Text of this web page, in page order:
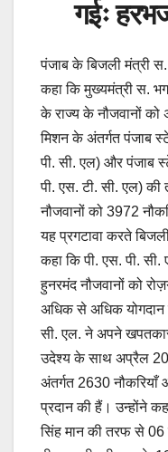
गईः
पंजाब के बिजली मंत्री
कहा कि मुख्यमंत्री स.
के राज्य के नौजवानों
मिशन के अंतर्गत पंजाब
पी. सी. एल) और पंजाब
पी. एस. टी. सी. एल)
नौजवानों को 3972
यह प्रगटावा करते
कहा कि पी. एस. पी.
हुनरमंद नौजवानों को
अधिक से अधिक योगदान
सी. एल. ने अपने
उदेश्य के साथ अप्रैल
अंतर्गत 2630
प्रदान की हैं। उन्होंने
सिंह मान की तरफ से 06